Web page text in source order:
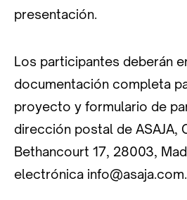
presentación.
Los participantes deberán
documentación completa
proyecto y formulario de
dirección postal de ASAJA,
Bethancourt 17, 28003,
electrónica info@asaja.com.